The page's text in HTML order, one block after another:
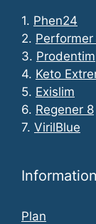
1. Phen24
2. Performer
3. Prodentim
4. Keto
5. Exislim
6. Regener 8
7. VirilBlue
Plan